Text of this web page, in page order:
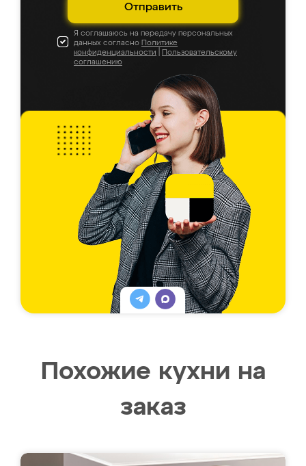
Отправить
Я соглашаюсь на передачу персональных
данных согласно Политике
конфиденциальности
Пользовательскому
соглашению
Похожие кухни на
заказ